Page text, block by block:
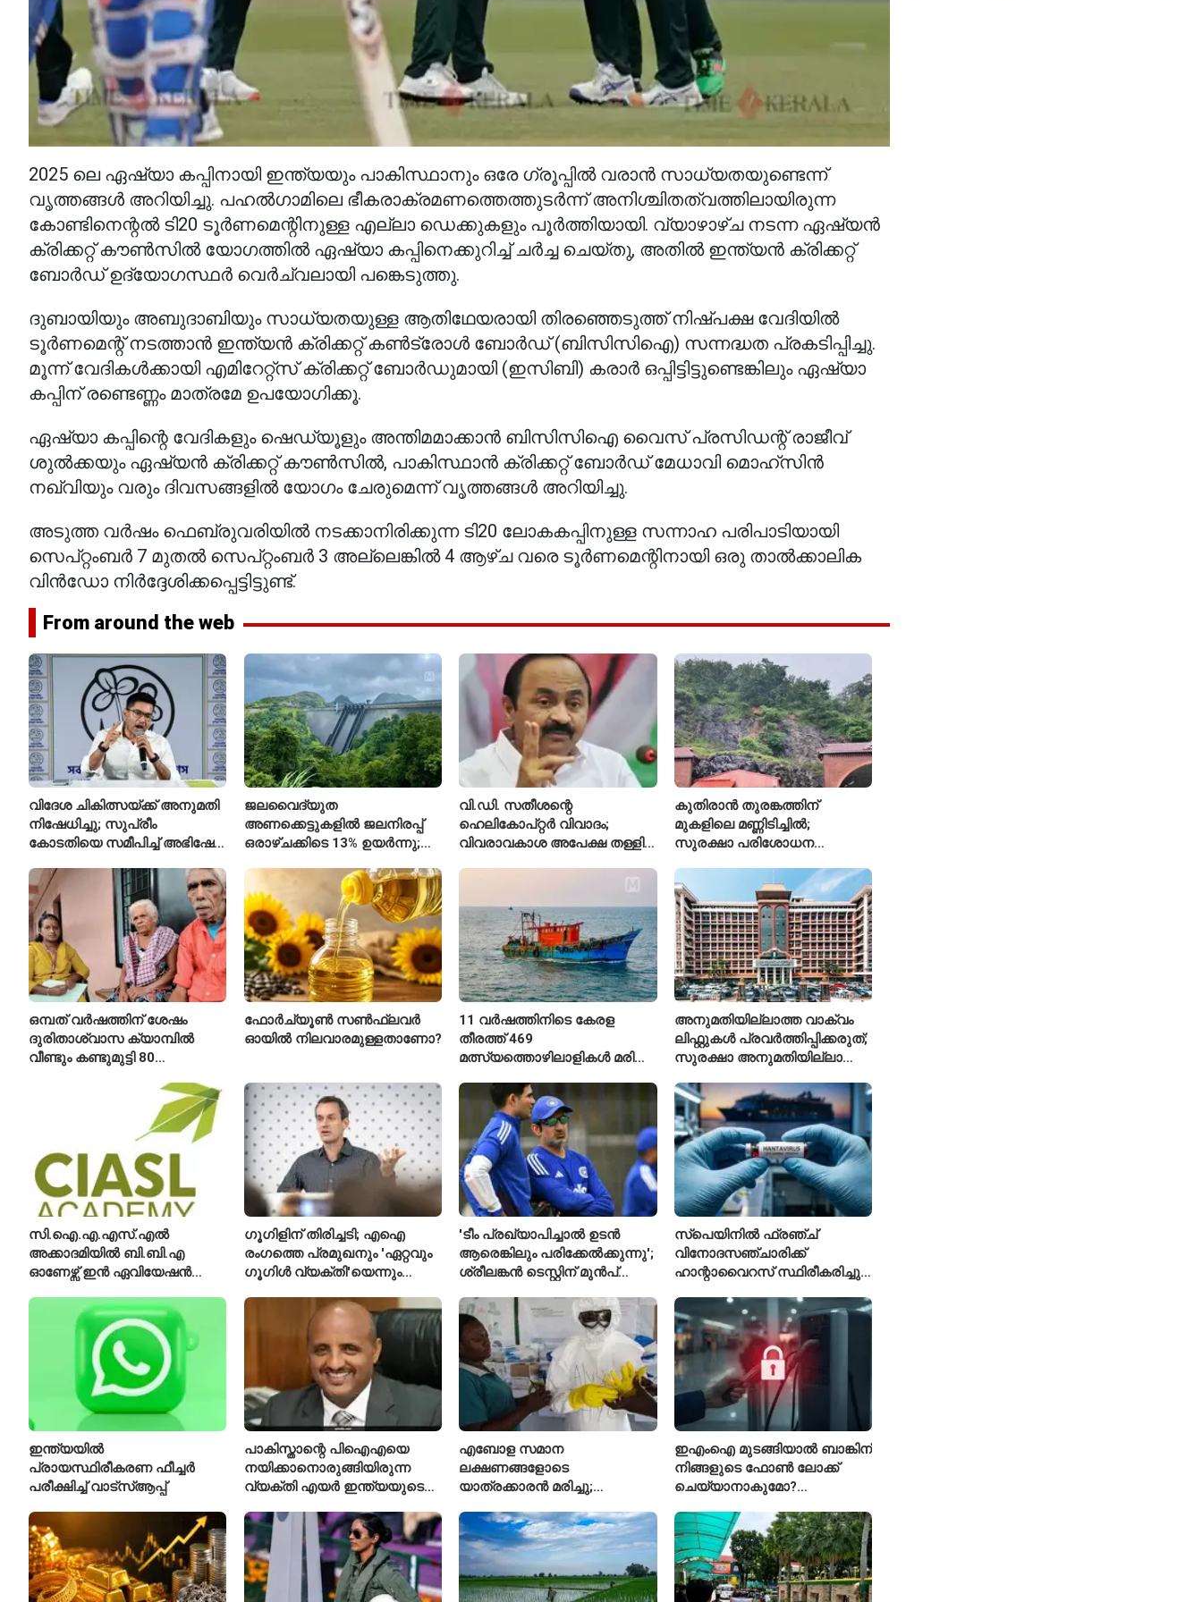
2025 ലെ ഏഷ്യാ കപ്പിനായി ഇന്ത്യയും പാകിസ്ഥാനും ഒരേ ഗ്രൂപ്പിൽ വരാൻ സാധ്യതയുണ്ടെന്ന്
വൃത്തങ്ങൾ അറിയിച്ചു. പഹൽഗാമിലെ ഭീകരാക്രമണത്തെത്തുടർന്ന് അനിശ്ചിതത്വത്തിലായിരുന്ന
കോണ്ടിനെന്റൽ ടി20 ടൂർണമെന്റിനുള്ള എല്ലാ ഡെക്കുകളും പൂർത്തിയായി. വ്യാഴാഴ്ച നടന്ന ഏഷ്യൻ
ക്രിക്കറ്റ് കൗൺസിൽ യോഗത്തിൽ ഏഷ്യാ കപ്പിനെക്കുറിച്ച് ചർച്ച ചെയ്തു, അതിൽ ഇന്ത്യൻ ക്രിക്കറ്റ്
ബോർഡ് ഉദ്യോഗസ്ഥർ വെർച്വലായി പങ്കെടുത്തു.
ദുബായിയും അബുദാബിയും സാധ്യതയുള്ള ആതിഥേയരായി തിരഞ്ഞെടുത്ത് നിഷ്പക്ഷ വേദിയിൽ
ടൂർണമെന്റ് നടത്താൻ ഇന്ത്യൻ ക്രിക്കറ്റ് കൺട്രോൾ ബോർഡ് (ബിസിസിഐ) സന്നദ്ധത പ്രകടിപ്പിച്ചു.
മൂന്ന് വേദികൾക്കായി എമിറേറ്റ്സ് ക്രിക്കറ്റ് ബോർഡുമായി (ഇസിബി) കരാർ ഒപ്പിട്ടിട്ടുണ്ടെങ്കിലും ഏഷ്യാ
കപ്പിന് രണ്ടെണ്ണം മാത്രമേ ഉപയോഗിക്കൂ.
ഏഷ്യാ കപ്പിന്റെ വേദികളും ഷെഡ്യൂളും അന്തിമമാക്കാൻ ബിസിസിഐ വൈസ് പ്രസിഡന്റ് രാജീവ്
ശുൽക്കയും ഏഷ്യൻ ക്രിക്കറ്റ് കൗൺസിൽ, പാകിസ്ഥാൻ ക്രിക്കറ്റ് ബോർഡ് മേധാവി മൊഹ്‌സിൻ
നഖ്‌വിയും വരും ദിവസങ്ങളിൽ യോഗം ചേരുമെന്ന് വൃത്തങ്ങൾ അറിയിച്ചു.
അടുത്ത വർഷം ഫെബ്രുവരിയിൽ നടക്കാനിരിക്കുന്ന ടി20 ലോകകപ്പിനുള്ള സന്നാഹ പരിപാടിയായി
സെപ്റ്റംബർ 7 മുതൽ സെപ്റ്റംബർ 3 അല്ലെങ്കിൽ 4 ആഴ്ച വരെ ടൂർണമെന്റിനായി ഒരു താൽക്കാലിക
വിൻഡോ നിർദ്ദേശിക്കപ്പെട്ടിട്ടുണ്ട്.
From around the web
വിദേശ ചികിത്സയ്ക്ക് അനുമതി
നിഷേധിച്ചു; സുപ്രീം
കോടതിയെ സമീപിച്ച് അഭിഷേക്
ജലവൈദ്യുത
അണക്കെട്ടുകളിൽ ജലനിരപ്പ്
ഒരാഴ്ചക്കിടെ 13% ഉയർന്നു;
ഇപ്പോഴും കുറവ്
വി.ഡി. സതീശന്റെ
ഹെലികോപ്റ്റർ വിവാദം;
വിവരാവകാശ അപേക്ഷ തള്ളി
കുതിരാൻ തുരങ്കത്തിന്
മുകളിലെ മണ്ണിടിച്ചിൽ;
സുരക്ഷാ പരിശോധന
ഒമ്പത് വർഷത്തിന് ശേഷം
ദുരിതാശ്വാസ ക്യാമ്പിൽ
വീണ്ടും കണ്ടുമുട്ടി 80
ഫോർച്യൂൺ സൺഫ്ലവർ
ഓയിൽ നിലവാരമുള്ളതാണോ?
11 വർഷത്തിനിടെ കേരള
തീരത്ത് 469
മത്സ്യത്തൊഴിലാളികൾ മരിച്ചു;
47,773 പേരെ രക്ഷപ്പെടുത്തി
അനുമതിയില്ലാത്ത വാക്വം
ലിഫ്റ്റുകൾ പ്രവർത്തിപ്പിക്കരുത്;
സുരക്ഷാ അനുമതിയില്ലാത്ത
ഹൈക്കോടതിയുടെ വിലക്ക്
സി.ഐ.എ.എസ്.എൽ
അക്കാദമിയിൽ ബി.ബി.എ
ഓണേഴ്സ് ഇൻ ഏവിയേഷൻ
ഈമാസം 12 വരെ
ഗൂഗിളിന് തിരിച്ചടി; എഐ
രംഗത്തെ പ്രമുഖനും 'ഏറ്റവും
ഗൂഗിൾ വ്യക്തി'യെന്നും
'ടീം പ്രഖ്യാപിച്ചാൽ ഉടൻ
ആരെങ്കിലും പരിക്കേൽക്കുന്നു';
ശ്രീലങ്കൻ ടെസ്റ്റിന് മുൻപ്
മുൻതാരം
സ്പെയിനിൽ ഫ്രഞ്ച്
വിനോദസഞ്ചാരിക്ക്
ഹാന്റാവൈറസ് സ്ഥിരീകരിച്ചു;
പ്രവേശിപ്പിച്ചു
ഇന്ത്യയിൽ
പ്രായസ്ഥിരീകരണ ഫീച്ചർ
പരീക്ഷിച്ച് വാട്‌സ്ആപ്പ്
പാകിസ്താന്റെ പിഐഎയെ
നയിക്കാനൊരുങ്ങിയിരുന്ന
വ്യക്തി എയർ ഇന്ത്യയുടെ
എബോള സമാന
ലക്ഷണങ്ങളോടെ
യാത്രക്കാരൻ മരിച്ചു;
യാത്രക്കാരെ നിരീക്ഷണത്തിൽ
ഇഎംഐ മുടങ്ങിയാൽ ബാങ്കിന്
നിങ്ങളുടെ ഫോൺ ലോക്ക്
ചെയ്യാനാകുമോ?
ചട്ടങ്ങൾ ഇങ്ങനെ